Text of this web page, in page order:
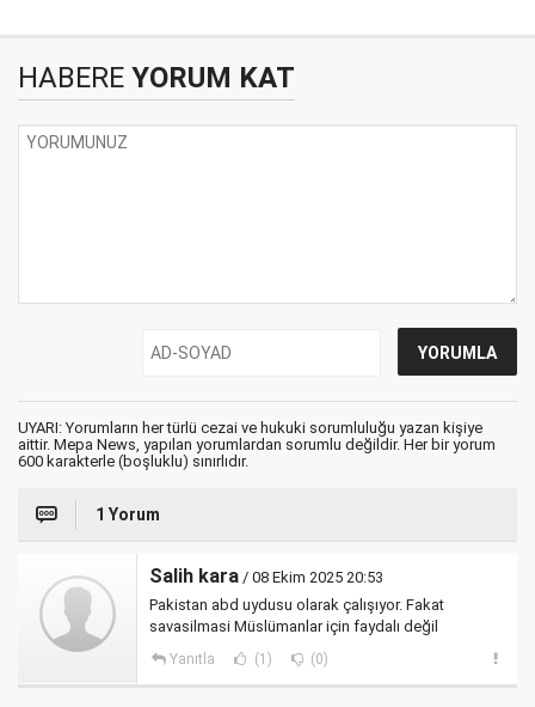
HABERE YORUM KAT
UYARI: Yorumların her türlü cezai ve hukuki sorumluluğu yazan kişiye
aittir. Mepa News, yapılan yorumlardan sorumlu değildir. Her bir yorum
600 karakterle (boşluklu) sınırlıdır.
1 Yorum
Salih kara / 08 Ekim 2025 20:53
Pakistan abd uydusu olarak çalışıyor. Fakat
savasilmasi Müslümanlar için faydalı değil
Yanıtla (1) (0)